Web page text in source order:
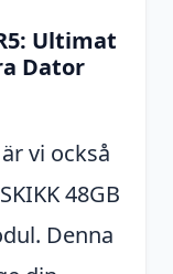
Ultimat
Dator
vi också
48GB
Denna